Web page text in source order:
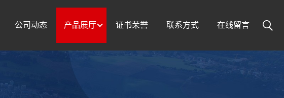
公司动态 产品展厅 证书荣誉 联系方式 在线留言